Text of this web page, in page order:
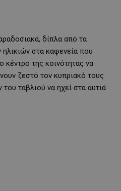
δίπλα από τα
στα καφενεία που
κέντρο της κοινότητας να
ζεστό τον κυπριακό τους
ταβλιού να ηχεί στα αυτιά